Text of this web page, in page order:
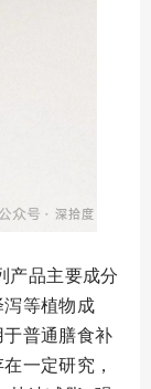
产品主要成分
等植物成
普通膳食补
一定研究，